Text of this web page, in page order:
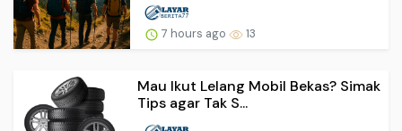
7 hours ago 13
Mau Ikut Lelang Mobil Bekas? Simak
Tips agar Tak S...